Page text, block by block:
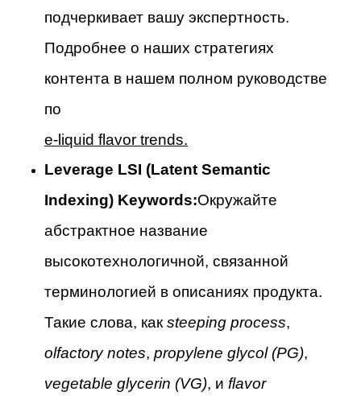
подчеркивает вашу экспертность.
Подробнее о наших стратегиях
контента в нашем полном руководстве
по
e-liquid flavor trends.
Leverage LSI (Latent Semantic
Indexing) Keywords:Окружайте
абстрактное название
высокотехнологичной, связанной
терминологией в описаниях продукта.
Такие слова, как steeping process,
olfactory notes, propylene glycol (PG),
vegetable glycerin (VG), и flavor